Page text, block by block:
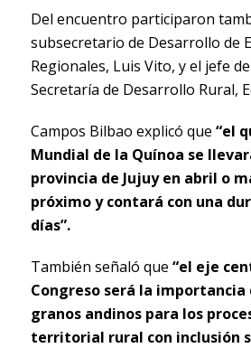
Del encuentro participaron
subsecretario de Desarrollo de
Regionales, Luis Vito, y el jefe
Secretaría de Desarrollo Rural,
Campos Bilbao explicó que “el
Mundial de la Quínoa se
provincia de Jujuy en abril o
próximo y contará con una
días”.
También señaló que “el eje
Congreso será la importancia
granos andinos para los
territorial rural con inclusión